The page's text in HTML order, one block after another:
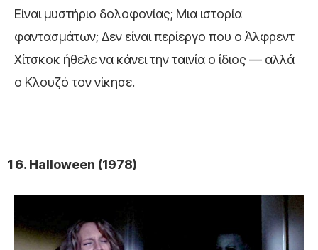
Είναι μυστήριο δολοφονίας; Μια ιστορία
φαντασμάτων; Δεν είναι περίεργο που ο Άλφρεντ
Χίτσκοκ ήθελε να κάνει την ταινία ο ίδιος — αλλά
ο Κλουζό τον νίκησε.
Halloween (1978)